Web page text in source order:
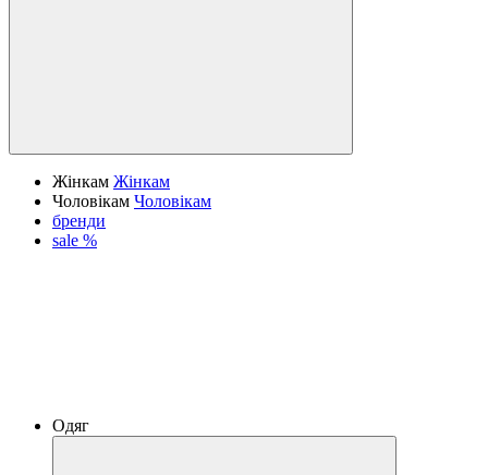
Жінкам Жінкам
Чоловікам Чоловікам
бренди
sale %
Одяг